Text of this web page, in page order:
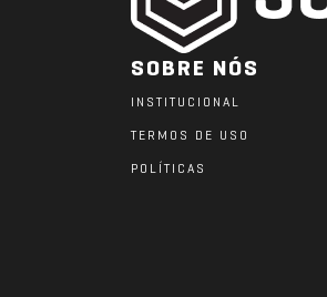
SOBRE NÓS
INSTITUCIONAL
TERMOS DE USO
POLÍTICAS